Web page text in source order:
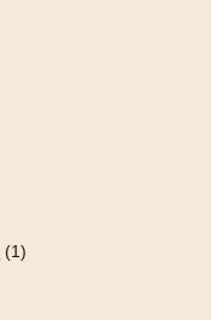
(1)